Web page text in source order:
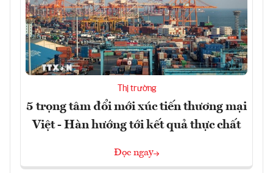
Thị trường
5 trọng tâm đổi mới xúc tiến thương mại
Việt - Hàn hướng tới kết quả thực chất
Đọc ngay